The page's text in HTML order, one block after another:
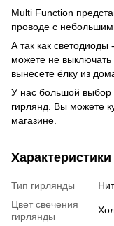
Multi Function
проводе с
А так как
можете не
вынесете ёлку из
У нас большой выбор
гирлянд. Вы можете
магазине.
Характеристики
Тип гирлянды
Цвет свечения
гирлянды